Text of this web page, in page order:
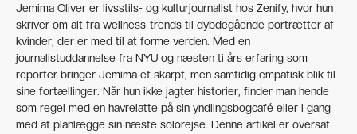
Jemima Oliver er livsstils- og kulturjournalist hos Zenify, hvor hun
skriver om alt fra wellness-trends til dybdegående portrætter af
kvinder, der er med til at forme verden. Med en
journalistuddannelse fra NYU og næsten ti års erfaring som
reporter bringer Jemima et skarpt, men samtidig empatisk blik til
sine fortællinger. Når hun ikke jagter historier, finder man hende
som regel med en havrelatte på sin yndlingsbogcafé eller i gang
med at planlægge sin næste solorejse. Denne artikel er oversat